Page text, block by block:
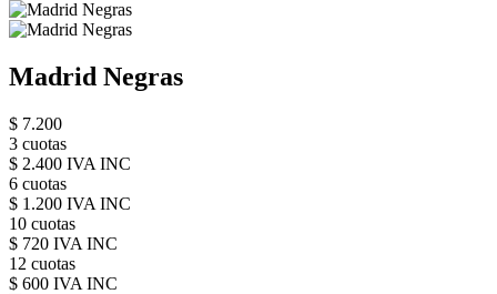
Madrid Negras
$ 7.200
3 cuotas
$ 2.400 IVA INC
6 cuotas
$ 1.200 IVA INC
10 cuotas
$ 720 IVA INC
12 cuotas
$ 600 IVA INC